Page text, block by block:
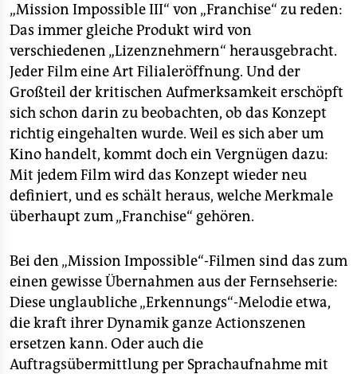
verlag
verlag
veranstaltungen
shop
fragen & hilfe
unterstützen
abo
epaper login
„Mission Impossible III“ von „Franchise“ zu reden:
Das immer gleiche Produkt wird von
verschiedenen „Lizenznehmern“ herausgebracht.
Jeder Film eine Art Filialeröffnung. Und der
Großteil der kritischen Aufmerksamkeit erschöpft
sich schon darin zu beobachten, ob das Konzept
richtig eingehalten wurde. Weil es sich aber um
Kino handelt, kommt doch ein Vergnügen dazu:
Mit jedem Film wird das Konzept wieder neu
definiert, und es schält heraus, welche Merkmale
überhaupt zum „Franchise“ gehören.
Bei den „Mission Impossible“-Filmen sind das zum
einen gewisse Übernahmen aus der Fernsehserie:
Diese unglaubliche „Erkennungs“-Melodie etwa,
die kraft ihrer Dynamik ganze Actionszenen
ersetzen kann. Oder auch die
Auftragsübermittlung per Sprachaufnahme mit